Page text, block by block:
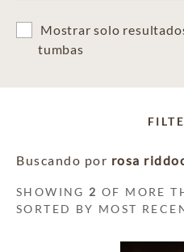
Mostrar solo
tumbas
Buscando por rosa
SHOWING 2 OF MORE
SORTED BY MOST